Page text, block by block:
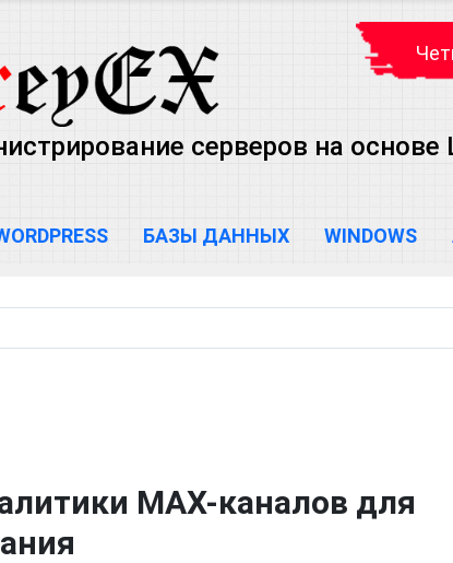
серверов на основе
БАЗЫ ДАННЫХ WINDOWS
MAX-каналов для